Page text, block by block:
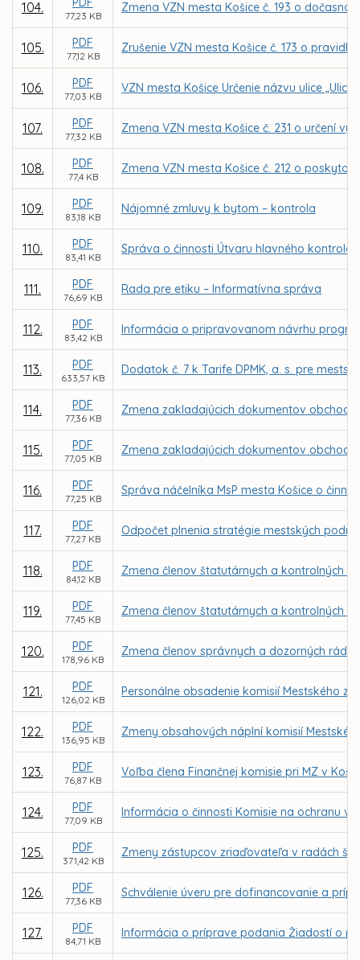
104.
77,23 KB
Zmena VZN mesta Košice č. 193 o
105. PDF
77,12 KB
Zrušenie VZN mesta Košice č. 173 o
106. PDF
77,03 KB
VZN mesta Košice Určenie názvu ulice
107. PDF
77,32 KB
Zmena VZN mesta Košice č. 231 o určení
108. PDF
77,4 KB
Zmena VZN mesta Košice č. 212 o
109. PDF
83,18 KB
Nájomné zmluvy k bytom – kontrola
110. PDF
83,41 KB
Správa o činnosti Útvaru hlavného
111. PDF
76,69 KB
Rada pre etiku – Informatívna správa
112. PDF
83,42 KB
Informácia o pripravovanom návrhu
113. PDF
633,57 KB
Dodatok č. 7 k Tarife DPMK, a. s. pre
114. PDF
77,36 KB
Zmena zakladajúcich dokumentov
115. PDF
77,05 KB
Zmena zakladajúcich dokumentov
116. PDF
77,25 KB
Správa náčelníka MsP mesta Košice o
117. PDF
77,27 KB
Odpočet plnenia stratégie mestských
118. PDF
84,12 KB
Zmena členov štatutárnych a kontrolných
119. PDF
77,45 KB
Zmena členov štatutárnych a kontrolných
120. PDF
178,96 KB
Zmena členov správnych a dozorných rád
121. PDF
126,02 KB
Personálne obsadenie komisií Mestského
122. PDF
136,95 KB
Zmeny obsahových náplní komisií
123. PDF
76,87 KB
Voľba člena Finančnej komisie pri MZ v
124. PDF
77,09 KB
Informácia o činnosti Komisie na ochranu
125. PDF
371,42 KB
Zmeny zástupcov zriaďovateľa v radách
126. PDF
77,36 KB
Schválenie úveru pre dofinancovanie a
127. PDF
84,71 KB
Informácia o príprave podania Žiadostí o